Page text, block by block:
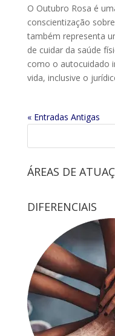
O Outubro Rosa é
conscientização
também representa
de cuidar da saúde
como o autocuidado
vida, inclusive o
« Entradas Antigas
ÁREAS DE
DIFERENCIAIS